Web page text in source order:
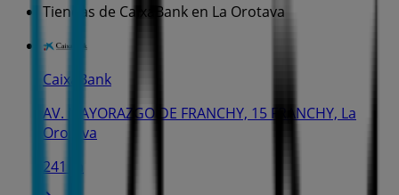
Tiendas de CaixaBank en La Orotava
CaixaBank
AV. MAYORAZGO DE FRANCHY, 15 FRANCHY, La
Orotava
241 m